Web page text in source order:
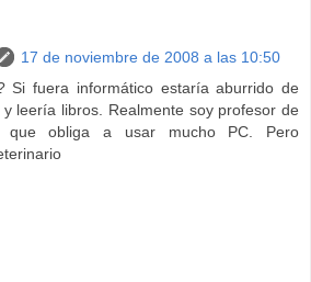
17 de noviembre de 2008 a las 10:50
Si fuera informático estaría aburrido de
leería libros. Realmente soy profesor de
que obliga a usar mucho PC. Pero